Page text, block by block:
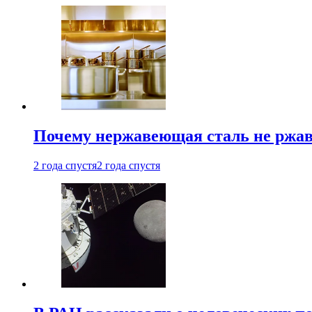
Почему нержавеющая сталь не
2 года спустя2 года спустя